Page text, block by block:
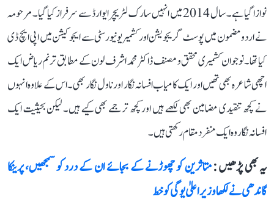
نوازا گیا ہے۔ سال 2014 میں انہیں سارک لٹریچر ایوارڈ سے سرفراز کیا گیا۔ مرحومہ
نے اردو مضمون میں پوسٹ گریجویشن اور کشمیر یونیورسٹی سے ایجوکیشن میں اپی ایچ ڈی
کیا تھا۔ نوجوان کشمیری محقق و مصنف ڈاکٹر محمد اشرف لون کے مطابق ترنم ریاض ایک
اچھی شاعرہ بھی تھیں اور ایک کامیاب افسانہ نگار اور ناول نگار بھی۔ اس کے علاوہ انہوں
نے کچھ تنقیدی مضامین بھی لکھے ہیں اور کچھ ترجمے بھی کیے ہیں۔ لیکن بحیثیت ایک
افسانہ نگار وہ ایک منفرد مقام رکھتی ہیں۔
یہ بھی پڑھیں :متاثرین کو چھوڑنے کے بجائے ان کے درد کو سمجھیں، پرینکا
گاندھی نے لکھا وزیراعلیٰ یوگی کو خط